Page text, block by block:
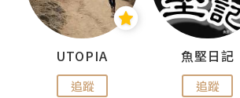
UTOPIA
追蹤
魚堅日記
追蹤